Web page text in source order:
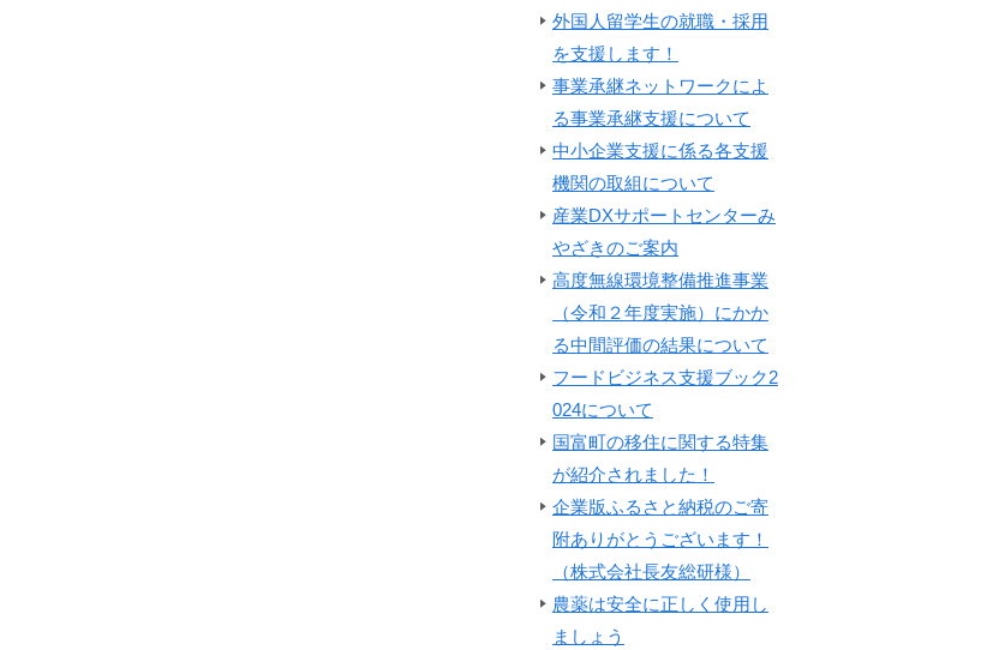
外国人留学生の就職・採用
を支援します！
事業承継ネットワークによ
る事業承継支援について
中小企業支援に係る各支援
機関の取組について
産業DXサポートセンターみ
やざきのご案内
高度無線環境整備推進事業
（令和２年度実施）にかか
る中間評価の結果について
フードビジネス支援ブック2
024について
国富町の移住に関する特集
が紹介されました！
企業版ふるさと納税のご寄
附ありがとうございます！
（株式会社長友総研様）
農薬は安全に正しく使用し
ましょう